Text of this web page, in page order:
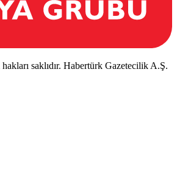
saklıdır. Habertürk Gazetecilik A.Ş.